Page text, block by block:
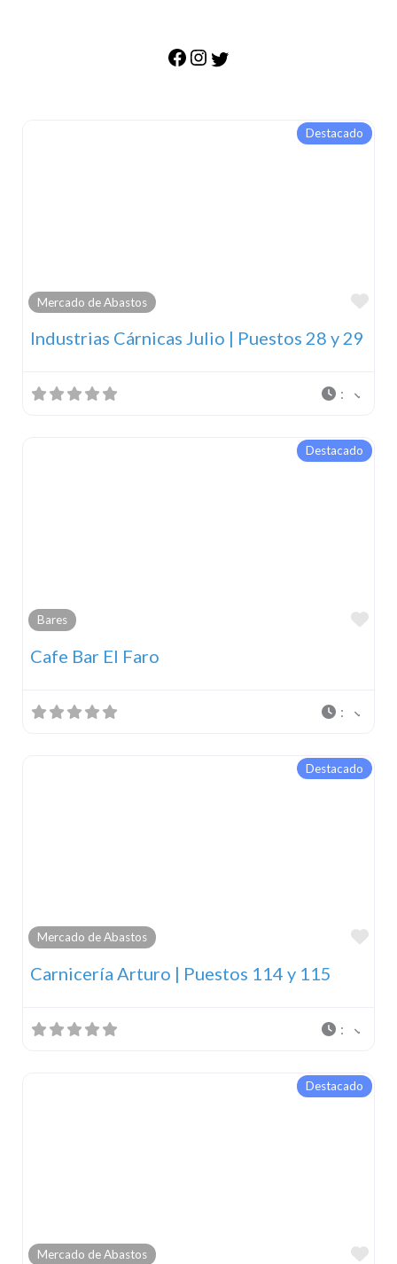
Destacado
Mercado de Abastos
Industrias Cárnicas Julio | Puestos 28 y 29
:
Destacado
Bares
Cafe Bar El Faro
:
Destacado
Mercado de Abastos
Carnicería Arturo | Puestos 114 y 115
:
Destacado
Mercado de Abastos